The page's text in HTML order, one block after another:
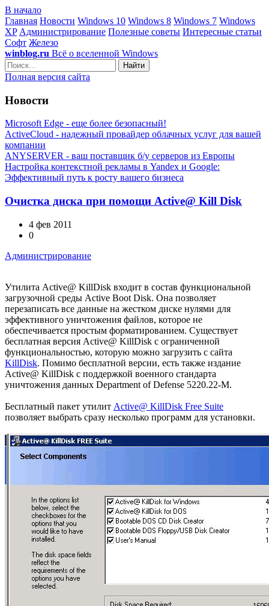
В начало
Главная Новости Windows 10 Windows 8 Windows 7 Windows
XP Администрирование Полезные советы Интересные статьи
Софт Железо
winblog.ru Всё о вселенной Windows
Найти
Полная версия сайта
Новости
Microsoft Edge - еще более безопасный!
ActiveCloud - надежный провайдер облачных услуг для вашей
компании
ANYSERVER - ваш поставщик б/у серверов из Европы
Настройка контекстной рекламы в Yandex и Google:
Эффективный путь к росту вашего бизнеса
Очистка диска при помощи Active@ Kill Disk
4 фев 2011
0
Администрирование
Утилита Active@ KillDisk входит в состав функциональной
загрузочной среды Active Boot Disk. Она позволяет
перезаписать все данные на жестком диске нулями для
эффективного уничтожения файлов, которое не
обеспечивается простым форматированием. Существует
бесплатная версия Active@ KillDisk с ограниченной
функциональностью, которую можно загрузить с сайта
KillDisk. Помимо бесплатной версии, есть также издание
Active@ KillDisk с поддержкой военного стандарта
уничтожения данных Department of Defense 5220.22-M.
Бесплатный пакет утилит Active@ KillDisk Free Suite
позволяет выбрать сразу несколько программ для установки.